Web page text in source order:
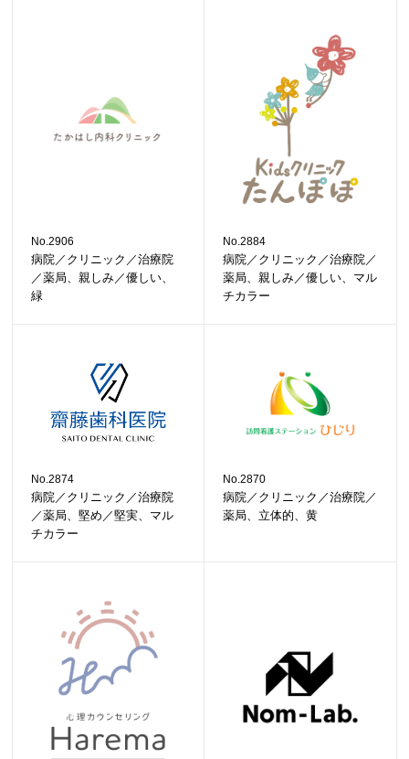
No.2906
病院／クリニック／治療院
／薬局、親しみ／優しい、
緑
No.2884
病院／クリニック／治療院／
薬局、親しみ／優しい、マル
チカラー
No.2874
病院／クリニック／治療院
／薬局、堅め／堅実、マル
チカラー
No.2870
病院／クリニック／治療院／
薬局、立体的、黄